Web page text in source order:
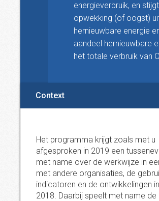
energieverbruik, en
opwekking (of oogst)
hernieuwbare energie
aandeel hernieuwbare
het totale verbruik van
Context
Het programma krijgt zoals met u
afgesproken in 2019 een
met name over de werkwijze in
met andere organisaties, de
indicatoren en de ontwikkelingen
2018. Daarbij speelt met name de